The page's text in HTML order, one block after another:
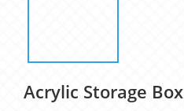
Acrylic Storage Box